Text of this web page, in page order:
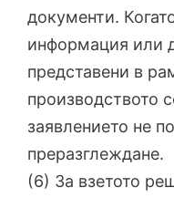
документи.
информация или
представени в
производството
заявлението не
преразглеждане.
(6) За взетото